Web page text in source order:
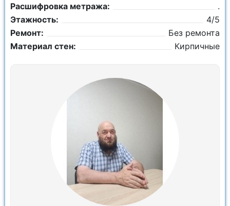
Расшифровка метража:
.
Этажность:
4/5
Ремонт:
Без ремонта
Материал стен:
Кирпичные